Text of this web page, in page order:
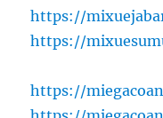
https://
https://
https://